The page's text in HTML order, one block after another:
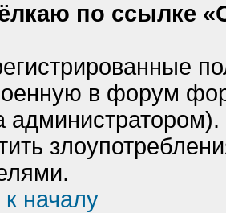
по ссылке
в форум
началу